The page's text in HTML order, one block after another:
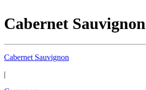
Cabernet Sauvignon
Cabernet Sauvignon
|